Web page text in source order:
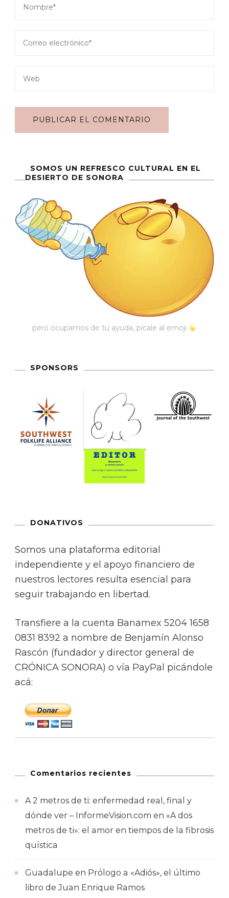
SOMOS UN REFRESCO CULTURAL EN EL
DESIERTO DE SONORA
pero ocupamos de tu ayuda, pícale al emoji
SPONSORS
DONATIVOS
Somos una plataforma editorial
independiente y el apoyo financiero de
nuestros lectores resulta esencial para
seguir trabajando en libertad.
Transfiere a la cuenta Banamex 5204 1658
0831 8392 a nombre de Benjamín Alonso
Rascón (fundador y director general de
CRÓNICA SONORA) o vía PayPal picándole
acá:
Comentarios recientes
A 2 metros de ti: enfermedad real, final y
dónde ver – InformeVision.com en «A dos
metros de ti»: el amor en tiempos de la fibrosis
quística
Guadalupe en Prólogo a «Adiós», el último
libro de Juan Enrique Ramos